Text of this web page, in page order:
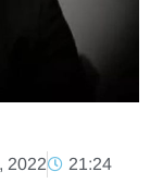
2022 21:24